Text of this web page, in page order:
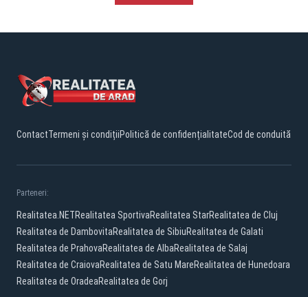
ContactTermeni și condițiiPolitică de confidențialitateCod de conduită
Parteneri:
Realitatea.NETRealitatea SportivaRealitatea StarRealitatea de Cluj
Realitatea de DambovitaRealitatea de SibiuRealitatea de Galati
Realitatea de PrahovaRealitatea de AlbaRealitatea de Salaj
Realitatea de CraiovaRealitatea de Satu MareRealitatea de Hunedoara
Realitatea de OradeaRealitatea de Gorj